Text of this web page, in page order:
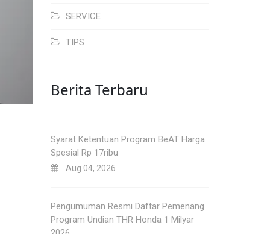
SERVICE
TIPS
Berita Terbaru
Syarat Ketentuan Program BeAT Harga
Spesial Rp 17ribu
Aug 04, 2026
Pengumuman Resmi Daftar Pemenang
Program Undian THR Honda 1 Milyar